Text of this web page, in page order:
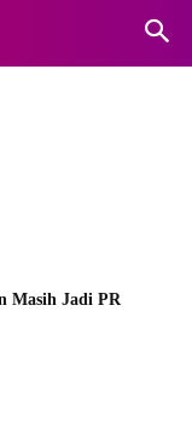
Masih Jadi PR